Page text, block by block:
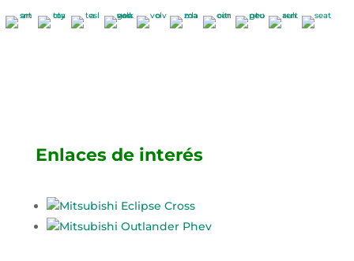
Enlaces de interés
Mitsubishi Eclipse Cross
Mitsubishi Outlander Phev